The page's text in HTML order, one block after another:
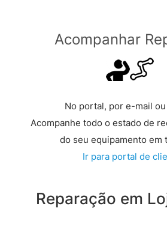
Acompanhar
No portal, por e-mail
Acompanhe todo o estado de
do seu equipamento em
Ir para portal de
Reparação em